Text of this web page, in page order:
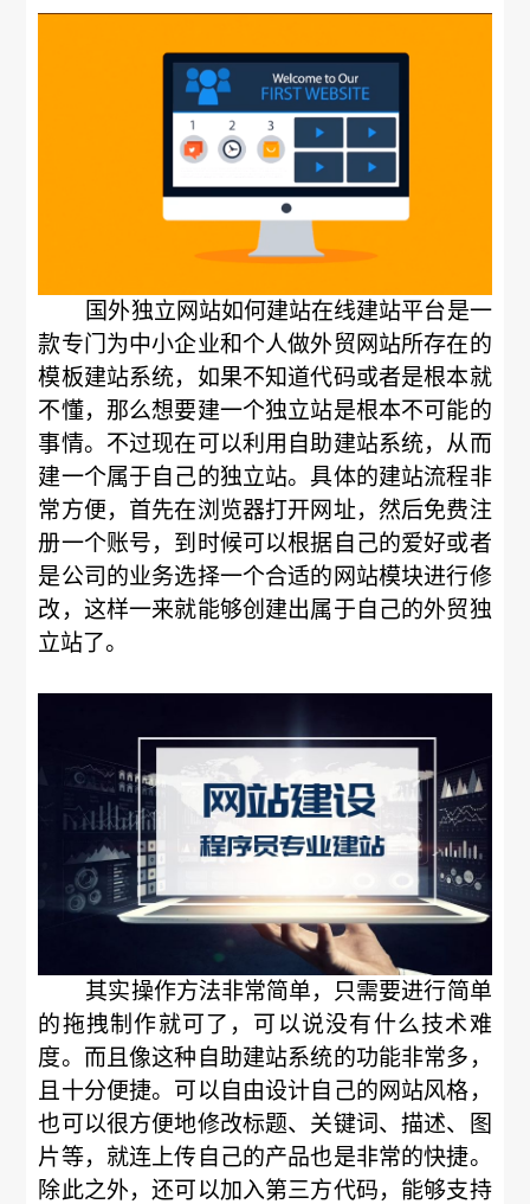
国外独立网站如何建站在线建站平台是一
款专门为中小企业和个人做外贸网站所存在的
模板建站系统，如果不知道代码或者是根本就
不懂，那么想要建一个独立站是根本不可能的
事情。不过现在可以利用自助建站系统，从而
建一个属于自己的独立站。具体的建站流程非
常方便，首先在浏览器打开网址，然后免费注
册一个账号，到时候可以根据自己的爱好或者
是公司的业务选择一个合适的网站模块进行修
改，这样一来就能够创建出属于自己的外贸独
立站了。
其实操作方法非常简单，只需要进行简单
的拖拽制作就可了，可以说没有什么技术难
度。而且像这种自助建站系统的功能非常多，
且十分便捷。可以自由设计自己的网站风格，
也可以很方便地修改标题、关键词、描述、图
片等，就连上传自己的产品也是非常的快捷。
除此之外，还可以加入第三方代码，能够支持